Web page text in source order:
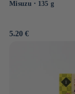
Misuzu ⋅ 135 g
Precio
5.20 €